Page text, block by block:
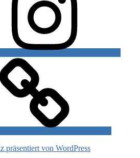
präsentiert von WordPress